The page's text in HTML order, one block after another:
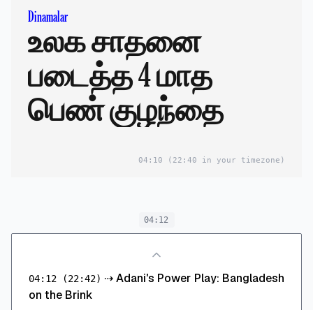
Dinamalar
உலக சாதனை
படைத்த 4 மாத
பெண் குழந்தை
04:10 (22:40 in your timezone)
04:12
04:12 (22:42) ⇢ Adani's Power Play: Bangladesh
on the Brink